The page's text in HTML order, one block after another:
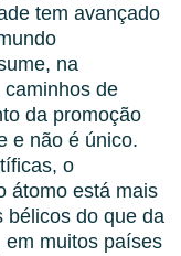
tem avançado
na
de
da promoção
e não é único.
o
átomo está mais
bélicos do que da
em muitos países